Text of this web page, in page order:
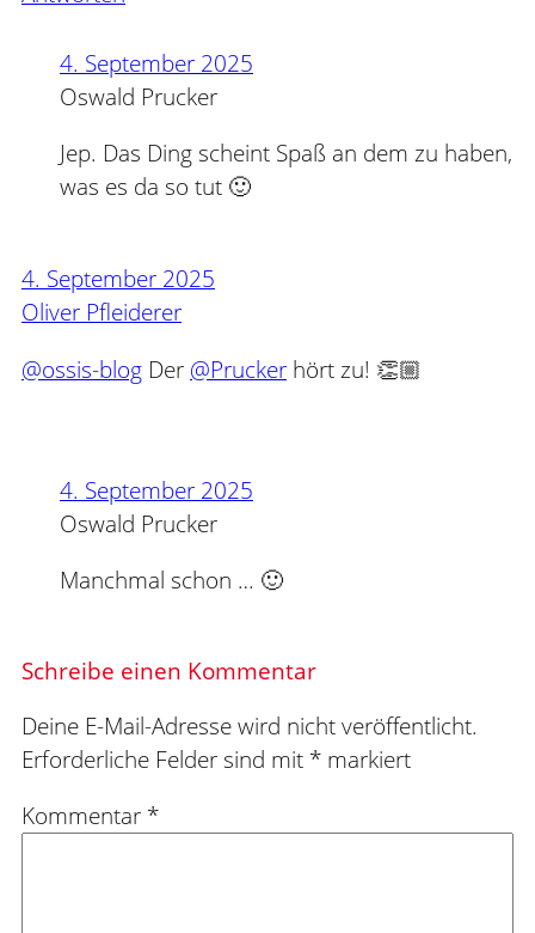
4. September 2025
Oswald Prucker
Jep. Das Ding scheint Spaß an dem zu haben,
was es da so tut 🙂
4. September 2025
Oliver Pfleiderer
@ossis-blog Der @Prucker hört zu! 👏🏼
4. September 2025
Oswald Prucker
Manchmal schon … 🙂
Schreibe einen Kommentar
Deine E-Mail-Adresse wird nicht veröffentlicht.
Erforderliche Felder sind mit * markiert
Kommentar *